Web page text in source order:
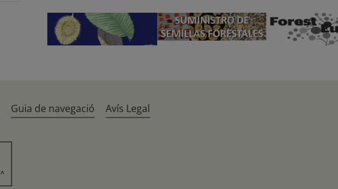
Guia de navegació Avís Legal